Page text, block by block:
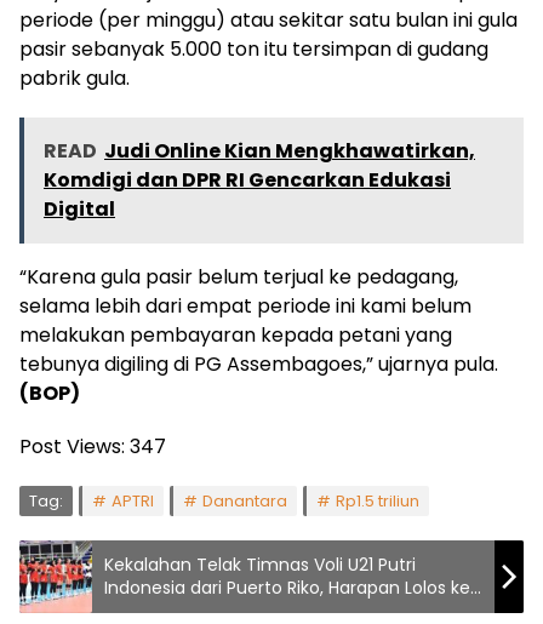
periode (per minggu) atau sekitar satu bulan ini gula
pasir sebanyak 5.000 ton itu tersimpan di gudang
pabrik gula.
READ Judi Online Kian Mengkhawatirkan,
Komdigi dan DPR RI Gencarkan Edukasi
Digital
“Karena gula pasir belum terjual ke pedagang,
selama lebih dari empat periode ini kami belum
melakukan pembayaran kepada petani yang
tebunya digiling di PG Assembagoes,” ujarnya pula.
(BOP)
Post Views: 347
Tag: APTRI Danantara Rp1.5 triliun
Kekalahan Telak Timnas Voli U21 Putri
Indonesia dari Puerto Riko, Harapan Lolos ke
Babak 16 Besar Semakin Tipis